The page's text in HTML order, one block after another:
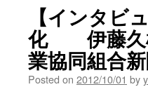
【インタビ
化 伊藤久
業協同組合
Posted on 2012/10/01 by